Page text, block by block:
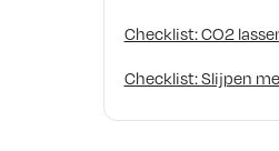
Checklist: CO2
Checklist: Slijpen